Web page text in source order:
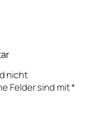
nicht
Felder sind mit*